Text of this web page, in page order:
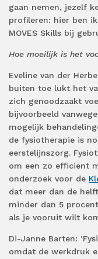
gaan nemen, jezelf
profileren: hier ben
MOVES Skills bij
Hoe moeilijk is het
Eveline van der
buiten toe lukt het
zich genoodzaakt
bijvoorbeeld
mogelijk
de fysiotherapie is
eerstelijnszorg.
om een zo efficiënt
onderzoek voor de
dat meer dan de
minder dan 5
als je vooruit wilt
Di-Janne Barten:
omdat de werkdruk